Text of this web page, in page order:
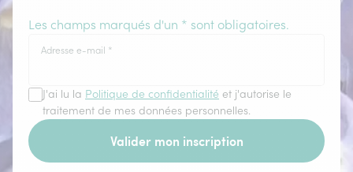
Les champs marqués d'un * sont obligatoires.
Adresse e-mail *
J'ai lu la Politique de confidentialité et j'autorise le
traitement de mes données personnelles.
Valider mon inscription